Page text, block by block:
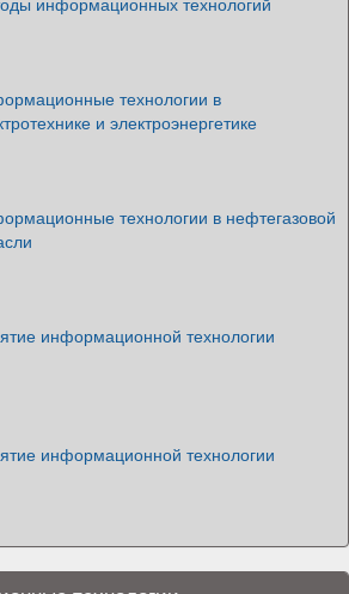
технологии в
и электроэнергетике
технологии в нефтегазовой
информационной технологии
информационной технологии